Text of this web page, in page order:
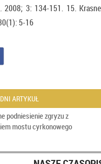
2008; 3: 134-151. 15.
5-16
ARTYKUŁ
podniesienie zgryzu z
mostu cyrkonowego